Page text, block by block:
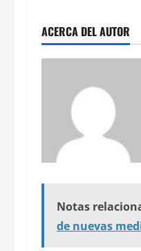
ACERCA DEL AUTOR
Notas
de nuevas